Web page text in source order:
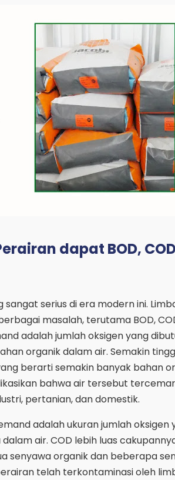
dapat BOD,
serius di era modern ini.
masalah, terutama BOD,
adalah jumlah oksigen yang
organik dalam air. Semakin
berarti semakin banyak bahan
bahwa air tersebut
pertanian, dan domestik.
adalah ukuran jumlah oksigen
air. COD lebih luas
senyawa organik dan beberapa
telah terkontaminasi oleh